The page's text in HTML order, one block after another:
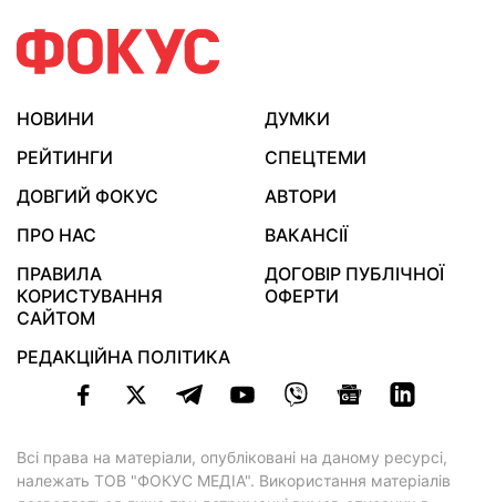
НОВИНИ
ДУМКИ
РЕЙТИНГИ
СПЕЦТЕМИ
ДОВГИЙ ФОКУС
АВТОРИ
ПРО НАС
ВАКАНСІЇ
ПРАВИЛА
КОРИСТУВАННЯ
САЙТОМ
ДОГОВІР ПУБЛІЧНОЇ
ОФЕРТИ
РЕДАКЦІЙНА ПОЛІТИКА
Всі права на матеріали, опубліковані на даному ресурсі,
належать ТОВ "ФОКУС МЕДІА". Використання матеріалів